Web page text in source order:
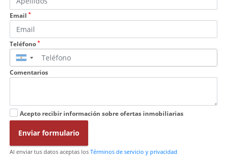
Email *
Teléfono *
▼
Comentarios
Acepto recibir información sobre ofertas inmobiliarias
Enviar formulario
Al enviar tus datos aceptas los Términos de servicio y privacidad